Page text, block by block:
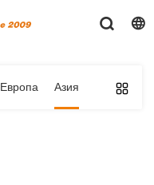
Европа Азия